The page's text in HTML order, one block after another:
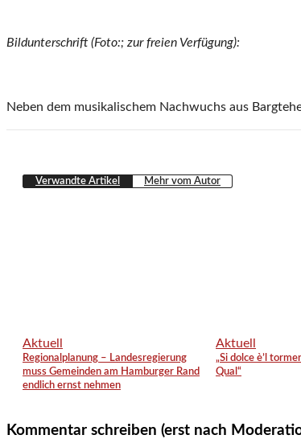
Bildunterschrift (Foto:; zur freien Verfügung):
Neben dem musikalischem Nachwuchs aus
Verwandte Artikel Mehr vom Autor
Aktuell
Regionalplanung – Landesregierung
muss Gemeinden am Hamburger Rand
endlich ernst nehmen
Aktuell
„Si dolce è’l
Qual“
Kommentar schreiben (erst nach